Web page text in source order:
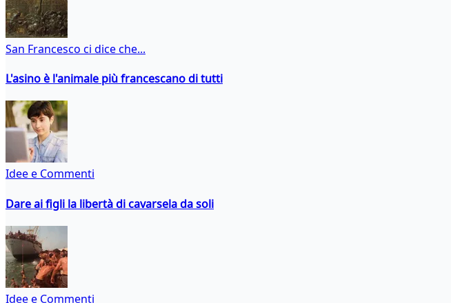
San Francesco ci dice che...
L'asino è l'animale più francescano di tutti
Idee e Commenti
Dare ai figli la libertà di cavarsela da soli
Idee e Commenti